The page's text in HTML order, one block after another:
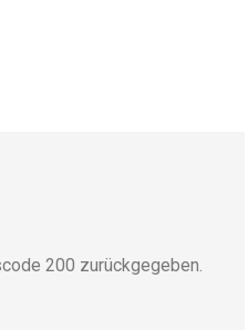
200 zurückgegeben.